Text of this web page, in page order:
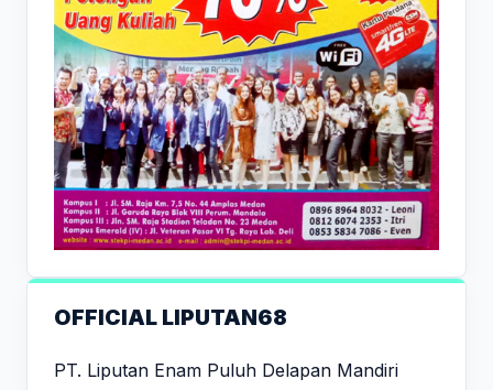
OFFICIAL LIPUTAN68
PT. Liputan Enam Puluh Delapan Mandiri